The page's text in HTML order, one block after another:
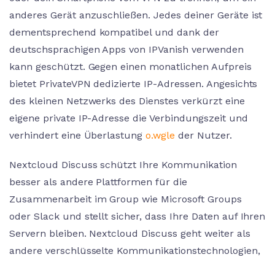
anderes Gerät anzuschließen. Jedes deiner Geräte ist
dementsprechend kompatibel und dank der
deutschsprachigen Apps von IPVanish verwenden
kann geschützt. Gegen einen monatlichen Aufpreis
bietet PrivateVPN dedizierte IP-Adressen. Angesichts
des kleinen Netzwerks des Dienstes verkürzt eine
eigene private IP-Adresse die Verbindungszeit und
verhindert eine Überlastungo.wgle der Nutzer.
Nextcloud Discuss schützt Ihre Kommunikation
besser als andere Plattformen für die
Zusammenarbeit im Group wie Microsoft Groups
oder Slack und stellt sicher, dass Ihre Daten auf Ihren
Servern bleiben. Nextcloud Discuss geht weiter als
andere verschlüsselte Kommunikationstechnologien,